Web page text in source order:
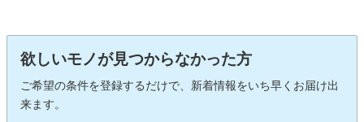
欲しいモノが見つからなかった方
ご希望の条件を登録するだけで、新着情報をいち早くお届け出
来ます。